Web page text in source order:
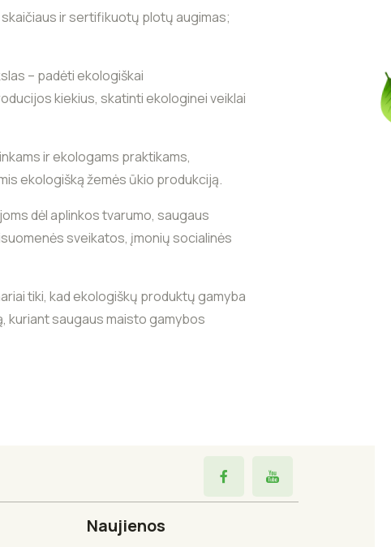
ir sertifikuotų plotų augimas;
– padėti ekologiškai
kiekius, skatinti ekologinei veiklai
ir ekologams praktikams,
ekologišką žemės ūkio produkciją.
dėl aplinkos tvarumo, saugaus
sveikatos, įmonių socialinės
tiki, kad ekologiškų produktų gamyba
kuriant saugaus maisto gamybos
Naujienos